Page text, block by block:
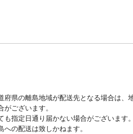
府県の離島地域が配送先となる場合は
ございます。
指定日通り届かない場合がございます。
の配送は致しかねます。